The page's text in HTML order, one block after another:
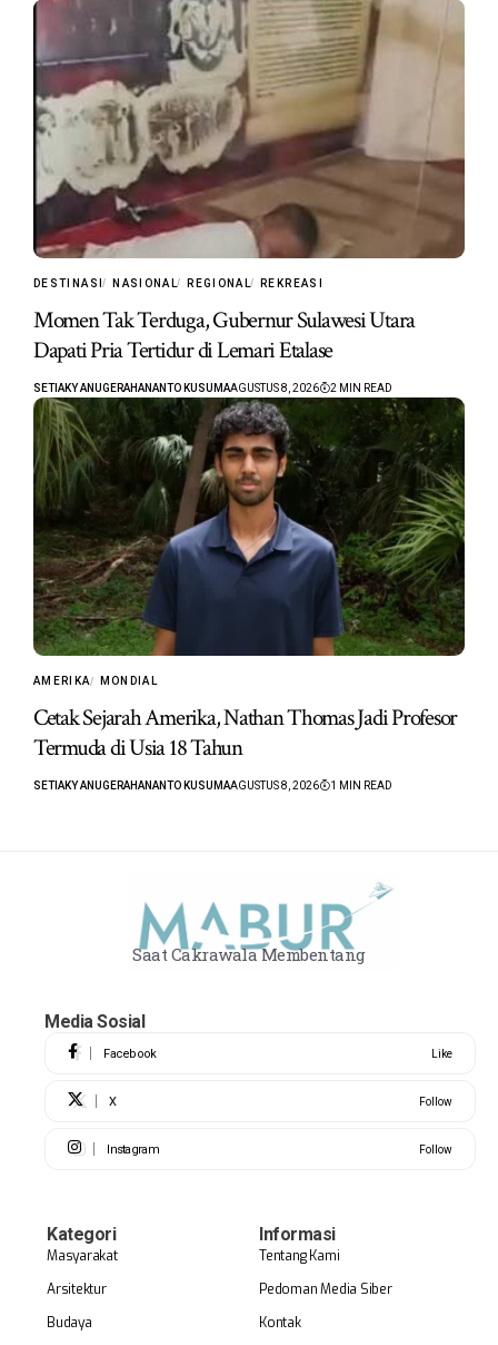
DESTINASI NASIONAL REGIONAL REKREASI
Momen Tak Terduga, Gubernur Sulawesi Utara
Dapati Pria Tertidur di Lemari Etalase
SETIAKY ANUGERAHANANTO KUSUMAAGUSTUS 8, 2026 2 MIN READ
AMERIKA MONDIAL
Cetak Sejarah Amerika, Nathan Thomas Jadi Profesor
Termuda di Usia 18 Tahun
SETIAKY ANUGERAHANANTO KUSUMAAGUSTUS 8, 2026 1 MIN READ
Saat Cakrawala Membentang
Media Sosial
Facebook Like
X Follow
Instagram Follow
Kategori
Masyarakat
Arsitektur
Budaya
Informasi
Tentang Kami
Pedoman Media Siber
Kontak